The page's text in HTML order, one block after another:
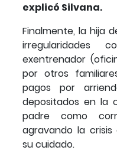
explicó Silvana.
Finalmente, la hija
irregularidades
exentrenador
por otros
pagos por
depositados en la
padre como
agravando la
su cuidado.